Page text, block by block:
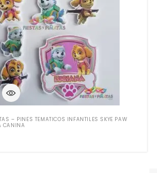
– PINES TEMATICOS INFANTILES SKYE PAW
CANINA